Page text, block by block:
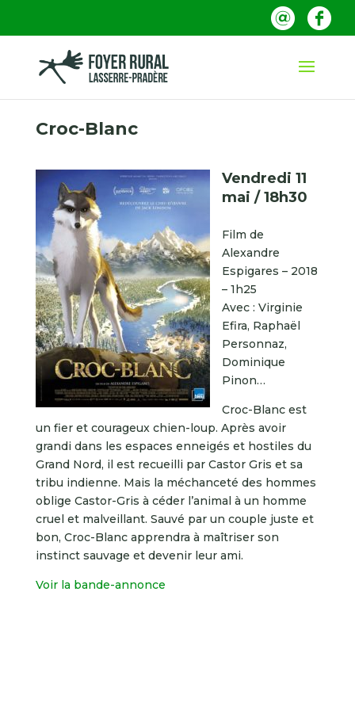
Croc-Blanc
Vendredi 11
mai / 18h30
Film de
Alexandre
Espigares – 2018
– 1h25
Avec : Virginie
Efira, Raphaël
Personnaz,
Dominique
Pinon…
Croc-Blanc est
un fier et courageux chien-loup. Après avoir
grandi dans les espaces enneigés et hostiles du
Grand Nord, il est recueilli par Castor Gris et sa
tribu indienne. Mais la méchanceté des hommes
oblige Castor-Gris à céder l’animal à un homme
cruel et malveillant. Sauvé par un couple juste et
bon, Croc-Blanc apprendra à maîtriser son
instinct sauvage et devenir leur ami.
Voir la bande-annonce